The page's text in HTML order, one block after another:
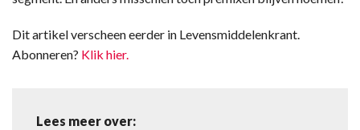
Dit artikel verscheen eerder in Levensmiddelenkrant.
Abonneren? Klik hier.
Lees meer over: